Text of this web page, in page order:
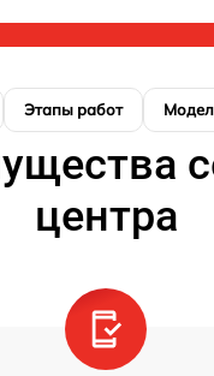
Этапы работ
центра